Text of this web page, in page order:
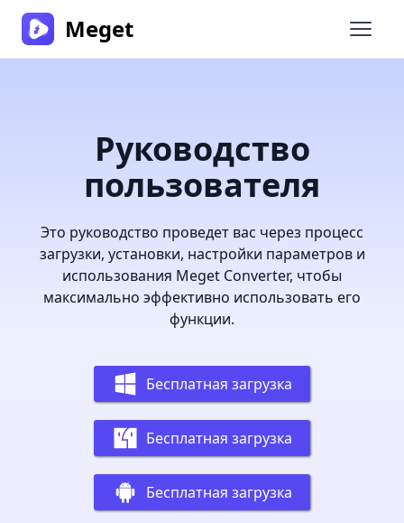
Meget
Руководство
пользователя
Это руководство проведет вас через процесс
загрузки, установки, настройки параметров и
использования Meget Converter, чтобы
максимально эффективно использовать его
функции.
Бесплатная загрузка
Бесплатная загрузка
Бесплатная загрузка